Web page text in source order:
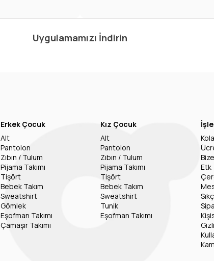
Uygulamamızı İndirin
Erkek Çocuk
Alt
Pantolon
Zıbın / Tulum
Pijama Takımı
Tişört
Bebek Takım
Sweatshirt
Gömlek
Eşofman Takımı
Çamaşır Takımı
Kız Çocuk
Alt
Pantolon
Zıbın / Tulum
Pijama Takımı
Tişört
Bebek Takım
Sweatshirt
Tunik
Eşofman Takımı
Etk